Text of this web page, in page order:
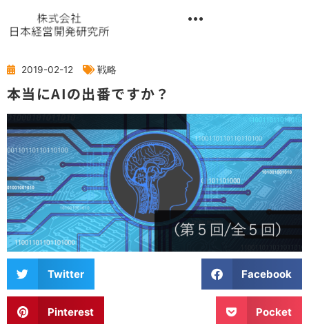
キ
プ
2019-02-12 戦略
本当にAIの出番ですか？
Twitter Facebook
Pinterest Pocket